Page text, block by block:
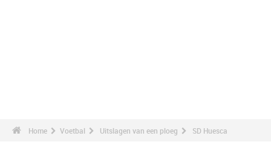
Home Voetbal Uitslagen van een ploeg SD Huesca